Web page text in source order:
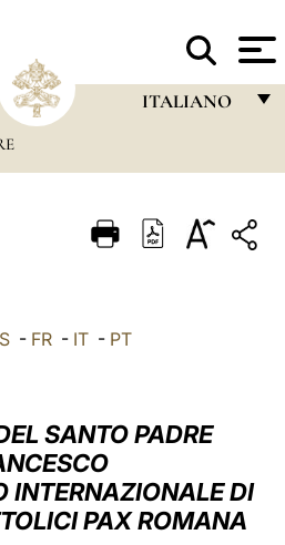
ITALIANO
ITALIANO
العربيّة
中文
LATINE
- FR- IT- PT
SANTO PADRE
INTERNAZIONALE DI
PAX ROMANA